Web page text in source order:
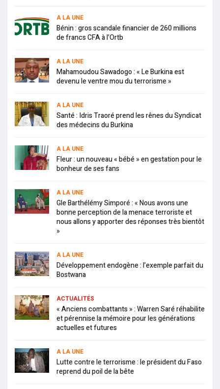
A LA UNE
Bénin : gros scandale financier de 260 millions
de francs CFA à l’Ortb
A LA UNE
Mahamoudou Sawadogo : « Le Burkina est
devenu le ventre mou du terrorisme »
A LA UNE
Santé : Idris Traoré prend les rênes du Syndicat
des médecins du Burkina
A LA UNE
Fleur : un nouveau « bébé » en gestation pour le
bonheur de ses fans
A LA UNE
Gle Barthélémy Simporé : « Nous avons une
bonne perception de la menace terroriste et
nous allons y apporter des réponses très bientôt
»
A LA UNE
Développement endogène : l’exemple parfait du
Bostwana
ACTUALITÉS
« Anciens combattants » : Warren Saré réhabilite
et pérennise la mémoire pour les générations
actuelles et futures
A LA UNE
Lutte contre le terrorisme : le président du Faso
reprend du poil de la bête